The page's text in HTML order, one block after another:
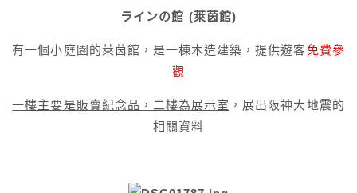
ラインの館 (萊茵館)
有一個小庭園的萊茵館，是一棟木造建築，提供遊客免費參
觀
一樓主要是販賣紀念品，二樓為展示室 ，展出阪神大地震的
相關資料